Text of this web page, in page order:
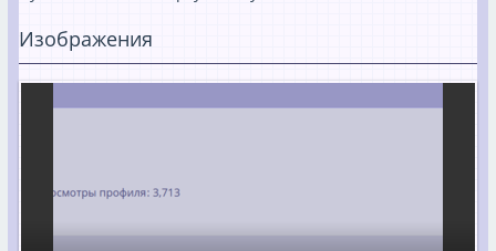
Изображения